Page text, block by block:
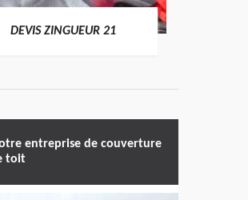
DEVIS ZINGUEUR 21
entreprise de couverture
toit